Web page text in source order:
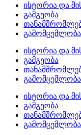
ისტორია და
გამგეობა
გამომცემლობა
ისტორია და
გამგეობა
გამომცემლობა
ისტორია და
გამგეობა
გამომცემლობა